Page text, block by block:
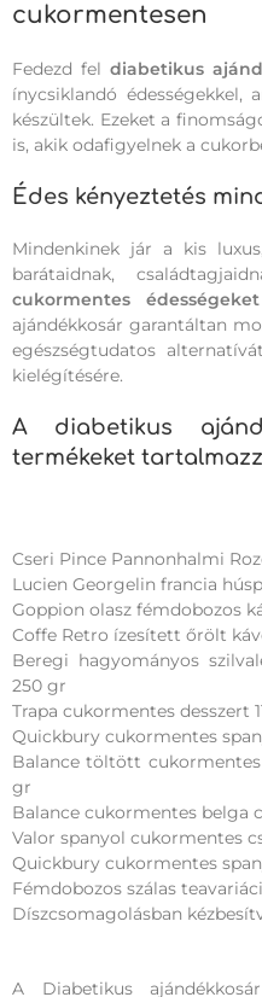
cukormentesen
Fedezd fel diabetikus
ínycsiklandó édességekkel,
készültek. Ezeket a
is, akik odafigyelnek a
Édes kényeztetés
Mindenkinek jár a kis
barátaidnak,
cukormentes
ajándékkosár garantáltan
egészségtudatos
kielégítésére.
A diabetikus
termékeket
Cseri Pince Pannonhalmi
Lucien Georgelin francia
Goppion olasz fémdobozos
Coffe Retro ízesített őrölt
Beregi hagyományos
250 gr
Trapa cukormentes desszert
Quickbury cukormentes
Balance töltött
gr
Balance cukormentes belga
Valor spanyol cukormentes
Quickbury cukormentes
Fémdobozos szálas
Díszcsomagolásban
A Diabetikus